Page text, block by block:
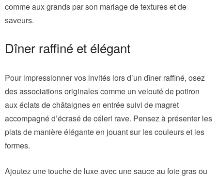
comme aux grands par son mariage de textures et de
saveurs.
Dîner raffiné et élégant
Pour impressionner vos invités lors d’un dîner raffiné, osez
des associations originales comme un velouté de potiron
aux éclats de châtaignes en entrée suivi de magret
accompagné d’écrasé de céleri rave. Pensez à présenter les
plats de manière élégante en jouant sur les couleurs et les
formes.
Ajoutez une touche de luxe avec une sauce au foie gras ou